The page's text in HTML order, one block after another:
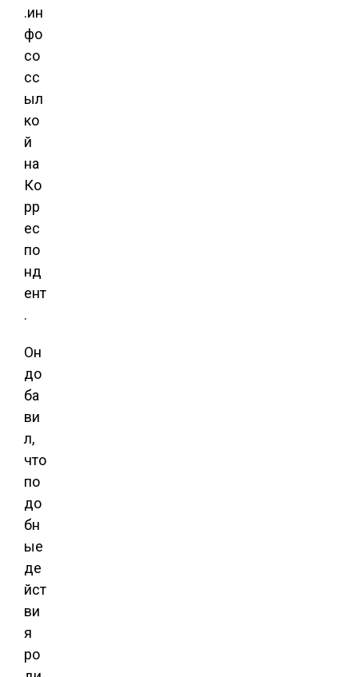
.ин
фо
со
сс
ыл
ко
й
на
Ко
рр
ес
по
нд
ент
.
Он
до
ба
ви
л,
что
по
до
бн
ые
де
йст
ви
я
ро